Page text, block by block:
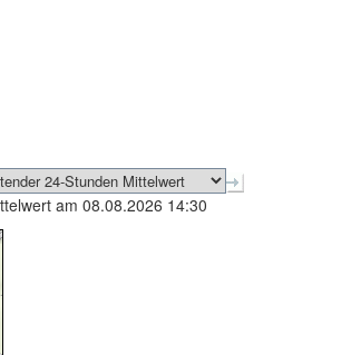
am 08.08.2026 14:30